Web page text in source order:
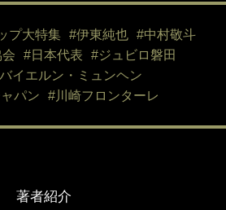
プ大特集 #伊東純也
#中村敬斗
#日本代表
#ジュビロ磐田
イエルン・ミュンヘン
パン
#川崎フロンターレ
著者紹介